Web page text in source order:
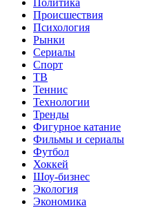
Происшествия
Психология
Рынки
Сериалы
Спорт
ТВ
Теннис
Технологии
Тренды
Фигурное катание
Фильмы и сериалы
Футбол
Хоккей
Шоу-бизнес
Экология
Экономика